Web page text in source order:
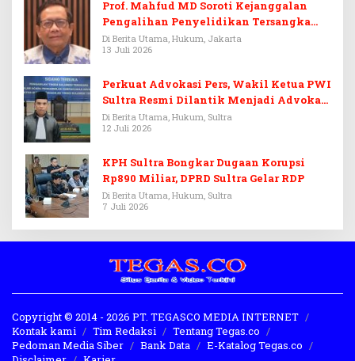
Prof. Mahfud MD Soroti Kejanggalan
Pengalihan Penyelidikan Tersangka
Febrie Adriansyah
Di Berita Utama, Hukum, Jakarta
13 Juli 2026
Perkuat Advokasi Pers, Wakil Ketua PWI
Sultra Resmi Dilantik Menjadi Advokat
PERADI
Di Berita Utama, Hukum, Sultra
12 Juli 2026
KPH Sultra Bongkar Dugaan Korupsi
Rp890 Miliar, DPRD Sultra Gelar RDP
Di Berita Utama, Hukum, Sultra
7 Juli 2026
Copyright © 2014 - 2026 PT. TEGASCO MEDIA INTERNET
Kontak kami
Tim Redaksi
Tentang Tegas.co
Pedoman Media Siber
Bank Data
E-Katalog Tegas.co